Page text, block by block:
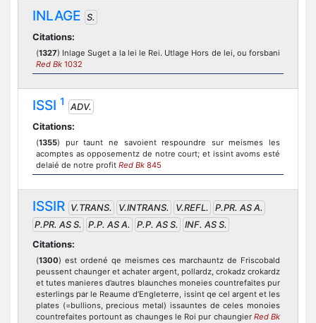
INLAGE S.
Citations:
(1327) Inlage Suget a la lei le Rei. Utlage Hors de lei, ou forsbani
Red Bk 1032
ISSI 1
ADV.
Citations:
(1355) pur taunt ne savoient respoundre sur meismes les
acomptes as opposementz de notre court; et issint avoms esté
delaié de notre profit Red Bk 845
ISSIR V.TRANS. V.INTRANS. V.REFL.
P.PR. AS A.
P.PR. AS S.
P.P. AS A. P.P. AS S.
INF. AS S.
Citations:
(1300) est ordené qe meismes ces marchauntz de Friscobald
peussent chaunger et achater argent, pollardz, crokadz crokardz
et tutes manieres d’autres blaunches moneies countrefaites pur
esterlings par le Reaume d’Engleterre, issint qe cel argent et les
plates (=bullions, precious metal) issauntes de celes monoies
countrefaites portount as chaunges le Roi pur chaungier Red Bk